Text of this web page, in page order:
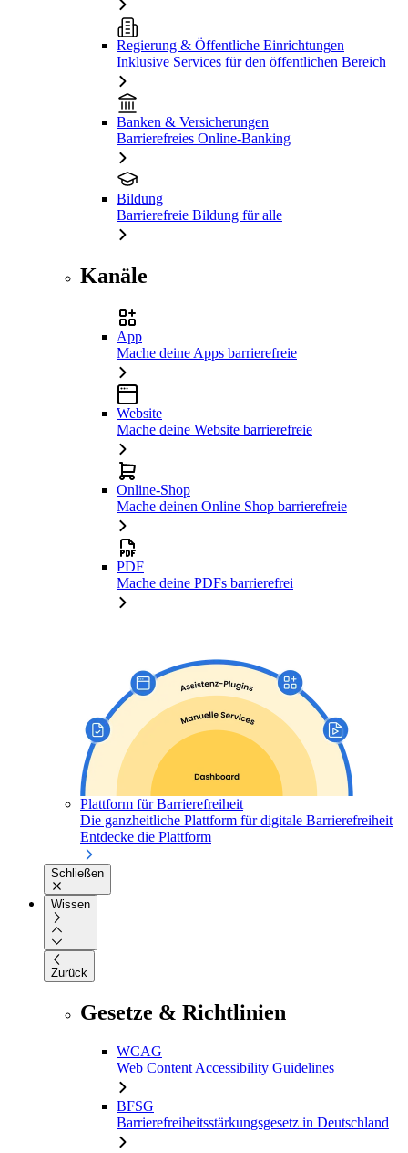
Regierung & Öffentliche Einrichtungen
Inklusive Services für den öffentlichen Bereich
Banken & Versicherungen
Barrierefreies Online-Banking
Bildung
Barrierefreie Bildung für alle
Kanäle
App
Mache deine Apps barrierefreie
Website
Mache deine Website barrierefreie
Online-Shop
Mache deinen Online Shop barrierefreie
PDF
Mache deine PDFs barrierefrei
Plattform für Barrierefreiheit
Die ganzheitliche Plattform für digitale Barrierefreiheit
Entdecke die Plattform
Schließen
Wissen
Zurück
Gesetze & Richtlinien
WCAG
Web Content Accessibility Guidelines
BFSG
Barrierefreiheitsstärkungsgesetz in Deutschland